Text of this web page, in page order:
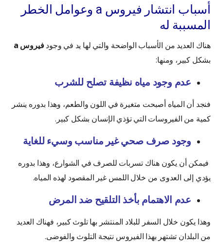
أسباب انتشار فيروس a وعوامل الخطر
المسببة له
هناك العديد من الأسباب الواضحة والتي لها يد في وجودفيروس a
بشكل كبير، ومنها:
عدم وجود مياه نظيفة تصلح للشرب
فنجد أن المياه أصبحت متغيرة في اللون والطعم، وهذا بدوره ينشر
كمية من الفيروسات التي تؤذي الإنسان بشكل كبير.
وجود صرف صحي غير مناسب وسيء للغاية
فيمكن أن يكون هناك تسربات للصرف في الشوارع، وهذا بدوره
يؤدي إلى العدوى من خلال اللمس غير المقصود لهذه المياه.
عدم الاهتمام بأخذ التلقيح ضد المرض
وهذا يكون خلال السفر للبلاد المنتشر بها تلوث كبير، فهناك العديد
من البلدان تشتهر بهذا الفيروس نتيجة التلوث والفوضى.